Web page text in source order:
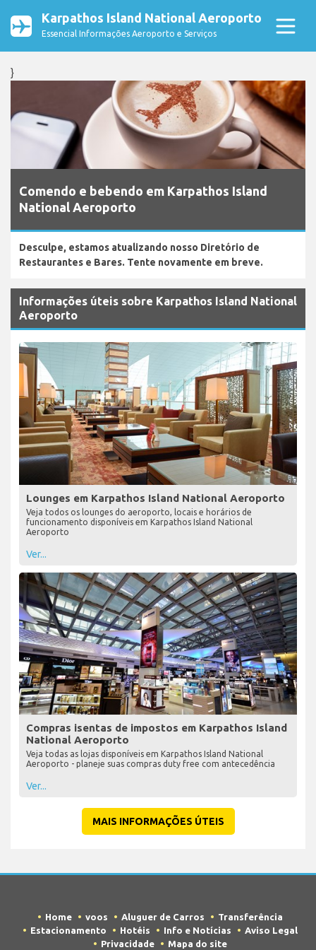
Karpathos Island National Aeroporto
Essencial Informações Aeroporto e Serviços
}
Comendo e bebendo em Karpathos Island
National Aeroporto
Desculpe, estamos atualizando nosso Diretório de
Restaurantes e Bares. Tente novamente em breve.
Informações úteis sobre Karpathos Island National
Aeroporto
Lounges em Karpathos Island National Aeroporto
Veja todos os lounges do aeroporto, locais e horários de
funcionamento disponíveis em Karpathos Island National
Aeroporto
Ver...
Compras isentas de impostos em Karpathos Island
National Aeroporto
Veja todas as lojas disponíveis em Karpathos Island National
Aeroporto - planeje suas compras duty free com antecedência
Ver...
MAIS INFORMAÇÕES ÚTEIS
Home voos Aluguer de Carros
Transferência
Estacionamento
Hotéis Info e Notícias
Aviso Legal
Privacidade
Mapa do site